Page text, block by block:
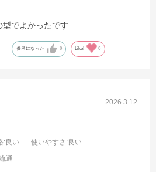
でよかったです
参考になった 0 Like! 0
2026.3.12
:良い 使いやすさ :良い
通